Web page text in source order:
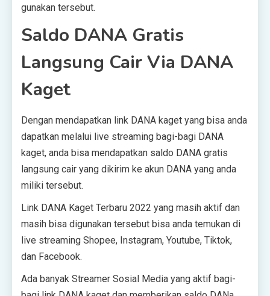
gunakan tersebut.
Saldo DANA Gratis
Langsung Cair Via DANA
Kaget
Dengan mendapatkan link DANA kaget yang bisa anda
dapatkan melalui live streaming bagi-bagi DANA
kaget, anda bisa mendapatkan saldo DANA gratis
langsung cair yang dikirim ke akun DANA yang anda
miliki tersebut.
Link DANA Kaget Terbaru 2022 yang masih aktif dan
masih bisa digunakan tersebut bisa anda temukan di
live streaming Shopee, Instagram, Youtube, Tiktok,
dan Facebook.
Ada banyak Streamer Sosial Media yang aktif bagi-